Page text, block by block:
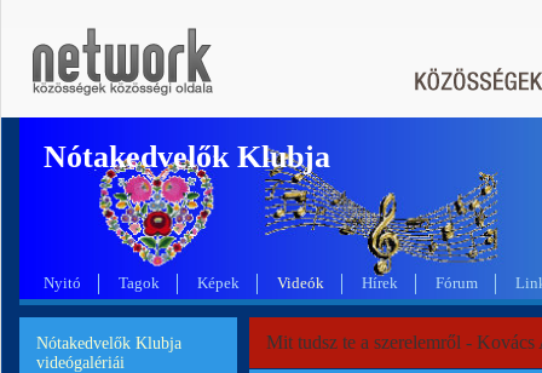
Nótakedvelők Klubja
Nyitó Tagok Képek Videók Hírek Fórum
Nótakedvelők Klubja
videógalériái
Mit tudsz te a szerelemről -